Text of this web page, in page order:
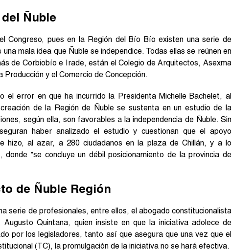
Ñuble
Congreso, pues en la Región del Bío Bío existen una serie de
mala idea que Ñuble se independice. Todas ellas se reúnen en
de Corbiobío e Irade, están el Colegio de Arquitectos, Asexma
y el Comercio de Concepción.
el error en que ha incurrido la Presidenta Michelle Bachelet, al
de la Región de Ñuble se sustenta en un estudio de la
según ella, son favorables a la independencia de Ñuble. Sin
haber analizado el estudio y cuestionan que el apoyo
hizo, al azar, a 280 ciudadanos en la plaza de Chillán, y a lo
“se concluye un débil posicionamiento de la provincia de
de Ñuble Región
serie de profesionales, entre ellos, el abogado constitucionalista
Quintana, quien insiste en que la iniciativa adolece de
por los legisladores, tanto así que asegura que una vez que el
(TC), la promulgación de la iniciativa no se hará efectiva.